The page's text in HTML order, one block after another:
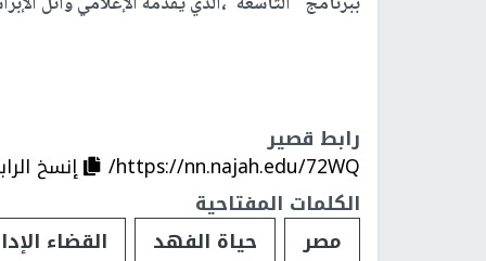
رابط قصير
https://nn.najah.edu/72WQ/
إنسخ
الكلمات المفتاحية
مصر
حياة الفهد القضاء